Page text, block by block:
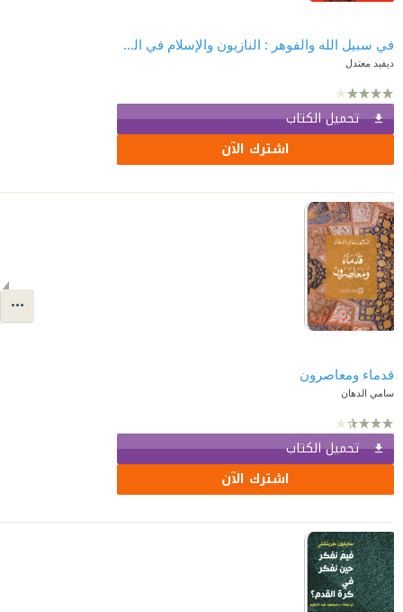
في سبيل الله والفوهر : النازيون والإسلام في الحرب العالمية الثانية
ديفيد معتدل
تحميل الكتاب
اشترك الآن
قدماء ومعاصرون
سامي الدهان
تحميل الكتاب
اشترك الآن